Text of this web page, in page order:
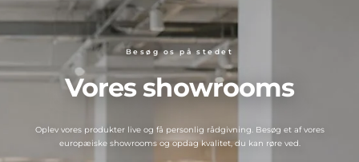
Besøg os på stedet
Vores showrooms
Oplev vores produkter live og få personlig rådgivning. Besøg et af vores
europæiske showrooms og opdag kvalitet, du kan røre ved.